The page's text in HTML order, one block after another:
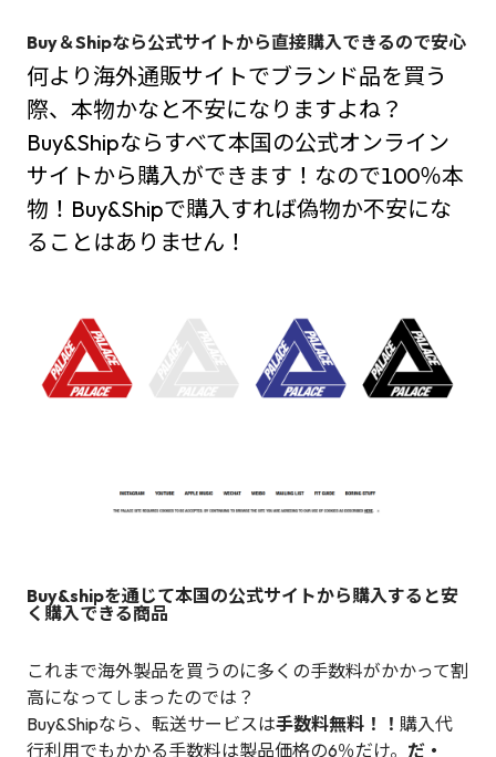
Buy＆Shipなら公式サイトから直接購入できるので安心
何より海外通販サイトでブランド品を買う
際、本物かなと不安になりますよね？
Buy&Shipならすべて本国の公式オンライン
サイトから購入ができます！なので100％本
物！Buy&Shipで購入すれば偽物か不安にな
ることはありません！
Buy&shipを通じて本国の公式サイトから購入すると安
く購入できる商品
これまで海外製品を買うのに多くの手数料がかかって割
高になってしまったのでは？
Buy&Shipなら、転送サービスは手数料無料！！ 購入代
行利用でもかかる手数料は製品価格の6％だけ。 だ・